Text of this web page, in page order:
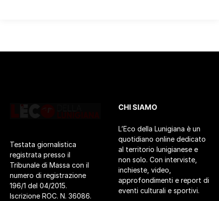
Testata giornalistica
registrata presso il
Tribunale di Massa con il
numero di registrazione
196/1 del 04/2015.
Iscrizione ROC. N. 36086.
CHI SIAMO
L’Eco della Lunigiana è un
quotidiano online dedicato
al territorio lunigianese e
non solo. Con interviste,
inchieste, video,
approfondimenti e report di
eventi culturali e sportivi.